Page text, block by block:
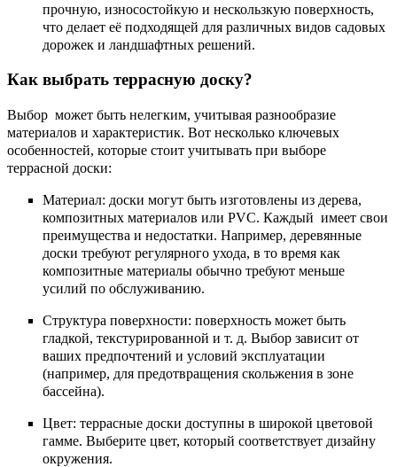
прочную, износостойкую и нескользкую поверхность,
что делает её подходящей для различных видов садовых
дорожек и ландшафтных решений.
Как выбрать террасную доску?
Выбор может быть нелегким, учитывая разнообразие
материалов и характеристик. Вот несколько ключевых
особенностей, которые стоит учитывать при выборе
террасной доски:
Материал: доски могут быть изготовлены из дерева,
композитных материалов или PVC. Каждый имеет свои
преимущества и недостатки. Например, деревянные
доски требуют регулярного ухода, в то время как
композитные материалы обычно требуют меньше
усилий по обслуживанию.
Структура поверхности: поверхность может быть
гладкой, текстурированной и т. д. Выбор зависит от
ваших предпочтений и условий эксплуатации
(например, для предотвращения скольжения в зоне
бассейна).
Цвет: террасные доски доступны в широкой цветовой
гамме. Выберите цвет, который соответствует дизайну
окружения.